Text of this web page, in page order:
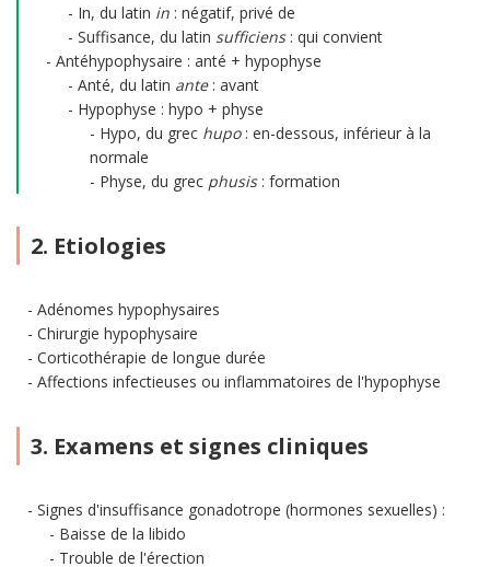
In, du latin in : négatif, privé de
Suffisance, du latin sufficiens : qui convient
Antéhypophysaire : anté + hypophyse
Anté, du latin ante: avant
Hypophyse : hypo + physe
Hypo, du grec hupo: en-dessous, inférieur à la
normale
Physe, du grec phusis: formation
2. Etiologies
Adénomes hypophysaires
Chirurgie hypophysaire
Corticothérapie de longue durée
Affections infectieuses ou inflammatoires de l'hypophyse
3. Examens et signes cliniques
Signes d'insuffisance gonadotrope (hormones sexuelles) :
Baisse de la libido
Trouble de l'érection